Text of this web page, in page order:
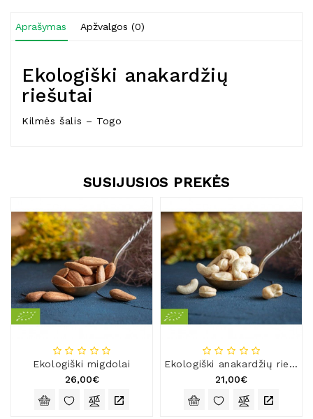
Aprašymas Apžvalgos (0)
Ekologiški anakardžių
riešutai
Kilmės šalis – Togo
SUSIJUSIOS PREKĖS
Ekologiški migdolai
26,00€
Ekologiški anakardžių riešutai
21,00€